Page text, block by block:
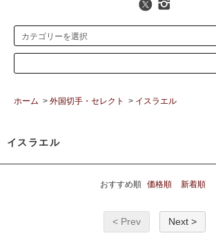
ホーム > 外国切手・セレクト > イスラエル
イスラエル
おすすめ順 価格順 新着順
< Prev Next >